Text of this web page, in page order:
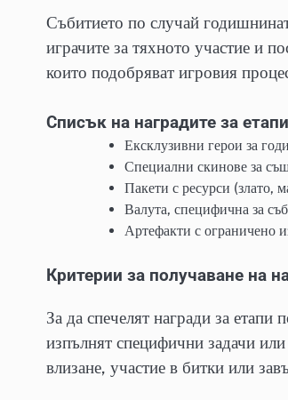
Събитието по случай
играчите за тяхното участие и
които подобряват игровия
Списък на наградите за етапи
Ексклузивни герои за
Специални скинове за
Пакети с ресурси (злато,
Валута, специфична за
Артефакти с ограничено
Критерии за получаване на
За да спечелят награди за
изпълнят специфични задачи
влизане, участие в битки или